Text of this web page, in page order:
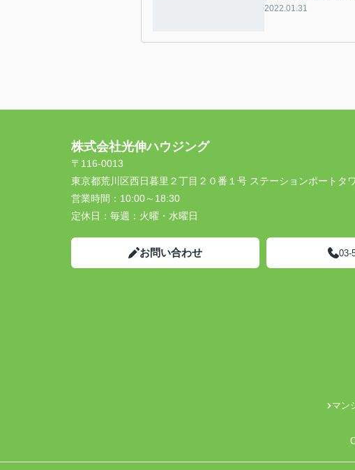
2022.01.31
株式会社光伸ハウジング
〒116-0013
東京都荒川区西日暮里２丁目２０番１号 ステーションポートタ
営業時間： 10:00～18:30
定休日： 毎週：火曜・水曜日
お問い合わせ 03-
マン